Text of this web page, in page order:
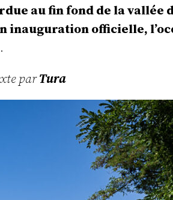
au fin fond de la vallée
inauguration officielle,
parTura